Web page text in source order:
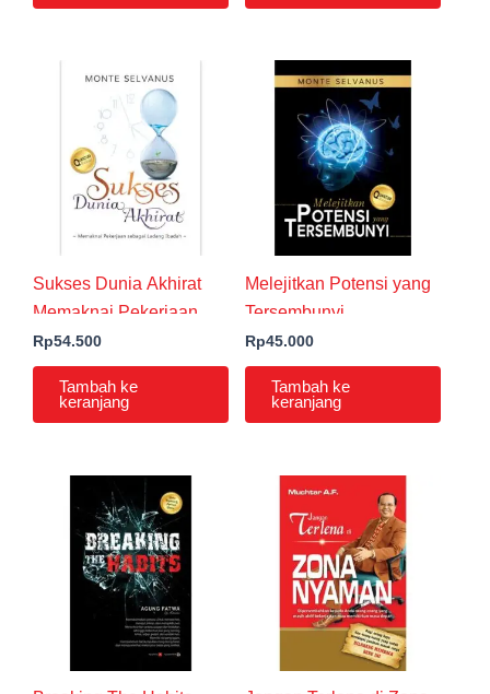
Sukses Dunia Akhirat
Memaknai Pekerjaan
Sebagai Ladang Ibadah
Rp54.500
Tambah ke
keranjang
Melejitkan Potensi yang
Tersembunyi
Rp45.000
Tambah ke
keranjang